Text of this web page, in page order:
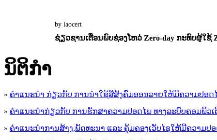
by laocert
ຊ່ຽວຊານເຕືອນພົບຊ່ອງໂຫວ່ Zero-day ກະທົບຜູ້ໃຊ້
ນິ​ຕິ​ກໍາ
» ຄໍາແນະນໍາ ກ່ຽວກັບ ການນໍາໃຊ້ສື່ສັງຄົມອອນລາຍໃຫ້ມີຄວາມປອດ
» ຄຳແນະນຳກ່ຽວກັບ ການຮັກສາຄວາມປອດໄພ ທາງລະບົບຄອມພິວເ
» ຄຳແນະນຳການສ້າງ,ພັດທະນາ ແລະ ຄຸ້ມຄອງເວັບໄຊໃຫ້ມີຄວາມປ